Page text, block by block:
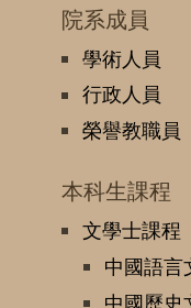
院系成員
學術人員
行政人員
榮譽教職員
本科生課程
文學士課程
中國語言
中國歷史